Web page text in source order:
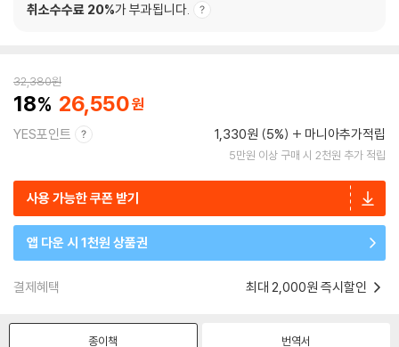
취소수수료 20%가 부과됩니다.
32,380원
18 26,550
YES포인트 1,330원 (5%) 마니아추가적립
5만원 이상 구매 시 2천원 추가 적립
사용 가능한 쿠폰 받기
앱 다운 시 1천원 상품권
결제혜택 최대 2,000원 즉시할인
종이책 번역서